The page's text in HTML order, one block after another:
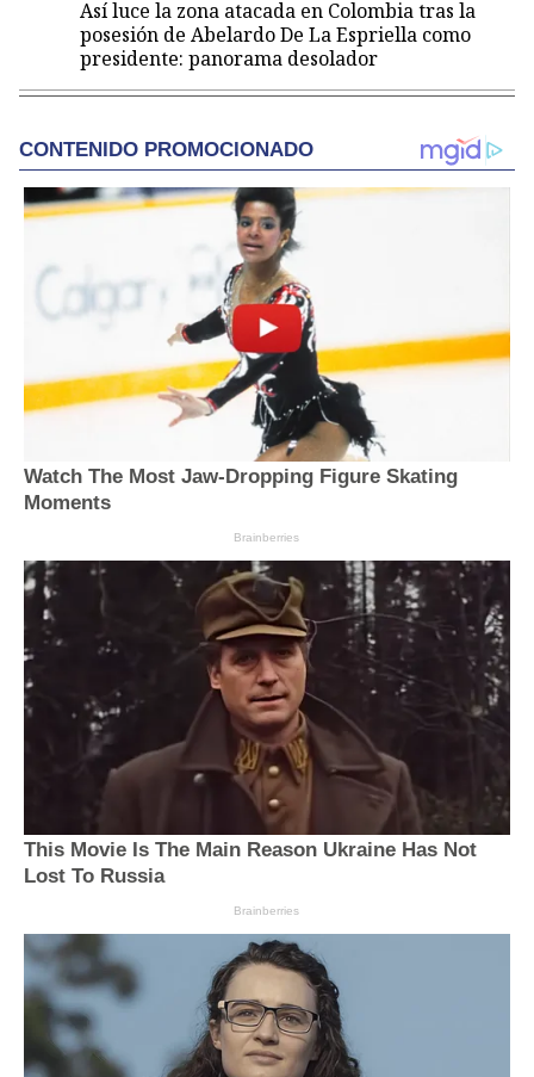
Así luce la zona atacada en Colombia tras la
posesión de Abelardo De La Espriella como
presidente: panorama desolador